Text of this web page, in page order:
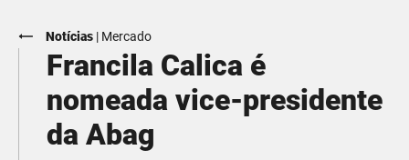
Notícias | Mercado
Francila Calica é
nomeada vice-presidente
da Abag